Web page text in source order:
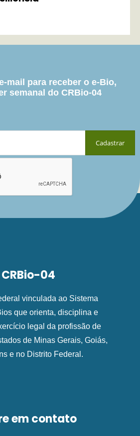
mail para receber o e-Bio,
semanal do CRBio-04
CRBio-04
vinculada ao Sistema
que orienta, disciplina e
legal da profissão de
de Minas Gerais, Goiás,
e no Distrito Federal.
em contato